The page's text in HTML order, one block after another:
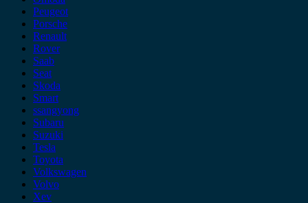
Peugeot
Porsche
Renault
Rover
Saab
Seat
Skoda
Smart
ssangyong
Subaru
Suzuki
Tesla
Toyota
Volkswagen
Volvo
Xev